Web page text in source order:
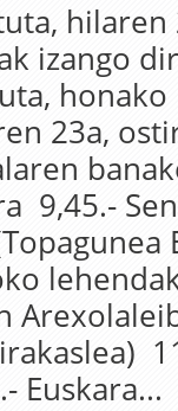
hilaren
izango
honako
23a,
9,45.-
Euskara...